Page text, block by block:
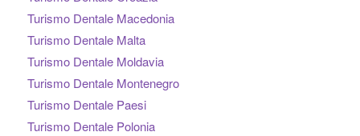
Turismo Dentale Macedonia
Turismo Dentale Malta
Turismo Dentale Moldavia
Turismo Dentale Montenegro
Turismo Dentale Paesi
Turismo Dentale Polonia